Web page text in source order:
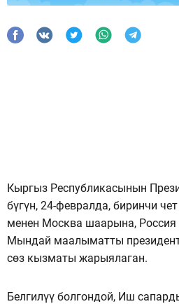
Кыргыз Республикасынын
бүгүн, 24-февралда, биринчи
менен Москва шаарына,
Мындай маалыматты
сөз кызматы жарыялаган.
Белгилүү болгондой, Иш